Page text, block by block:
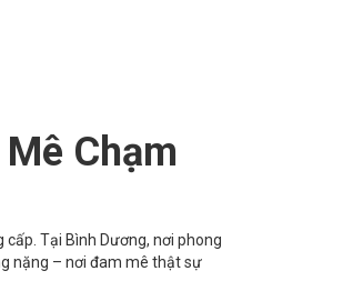
Chạm
Tại Bình Dương, nơi phong
nặng – nơi đam mê thật sự